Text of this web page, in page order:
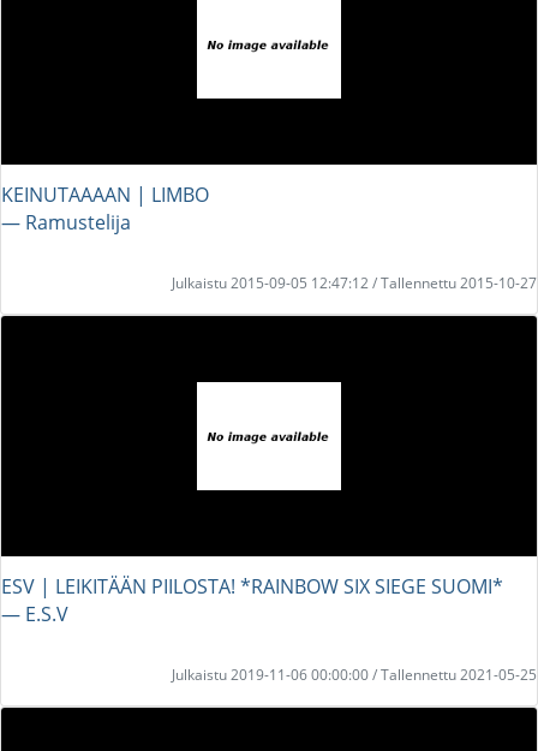
KEINUTAAAAN | LIMBO
― Ramustelija
Julkaistu 2015-09-05 12:47:12 / Tallennettu 2015-10-27
ESV | LEIKITÄÄN PIILOSTA! *RAINBOW SIX SIEGE SUOMI*
― E.S.V
Julkaistu 2019-11-06 00:00:00 / Tallennettu 2021-05-25